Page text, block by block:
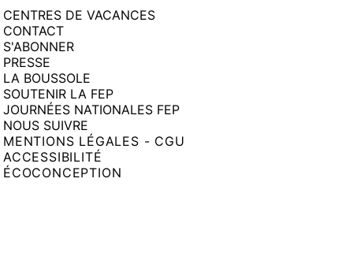
CENTRES DE VACANCES
CONTACT
S'ABONNER
PRESSE
LA BOUSSOLE
SOUTENIR LA FEP
JOURNÉES NATIONALES FEP
NOUS SUIVRE
MENTIONS LÉGALES - CGU
ACCESSIBILITÉ
ÉCOCONCEPTION